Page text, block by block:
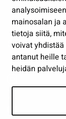
mainosalan ja
tietoja siitä,
voivat
antanut heille
heidän
Näytä omat
Seuraa meitä